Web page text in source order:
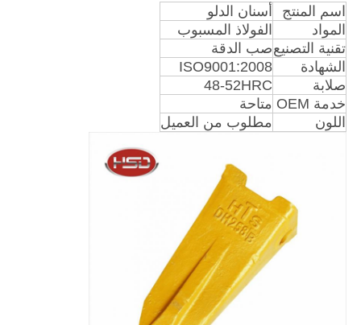
اسم المنتج
أسنان الدلو
المواد
الفولاذ المسبوب
تقنية التصنيعصب الدقة
الشهادة
ISO9001:2008
صلابة
48-52HRC
خدمة OEM
متاحة
اللون
مطلوب من العميل